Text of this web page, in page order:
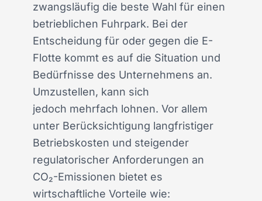
zwangsläufig die beste Wahl für einen
betrieblichen Fuhrpark. Bei der
Entscheidung für oder gegen die E-
Flotte kommt es auf die Situation und
Bedürfnisse des Unternehmens an.
Umzustellen, kann sich
jedoch mehrfach lohnen. Vor allem
unter Berücksichtigung langfristiger
Betriebskosten und steigender
regulatorischer Anforderungen an
CO₂-Emissionen bietet es
wirtschaftliche Vorteile wie: